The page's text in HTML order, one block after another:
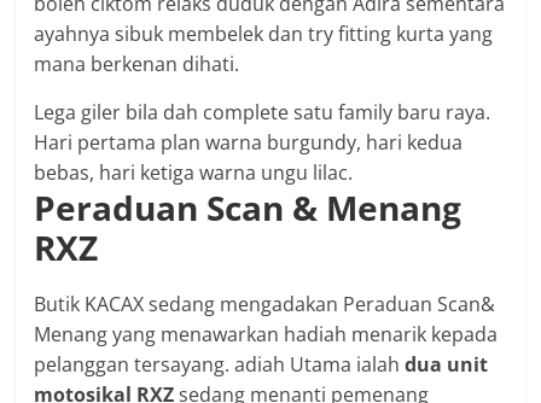
ayahnya sibuk membelek dan try fitting kurta yang
mana berkenan dihati.
Lega giler bila dah complete satu family baru raya.
Hari pertama plan warna burgundy, hari kedua
bebas, hari ketiga warna ungu lilac.
Peraduan Scan & Menang
RXZ
Butik KACAX sedang mengadakan Peraduan Scan&
Menang yang menawarkan hadiah menarik kepada
pelanggan tersayang. adiah Utama ialahdua unit
motosikal RXZsedang menanti pemenang